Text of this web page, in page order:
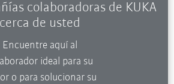
colaboradoras de KUKA
cerca de usted
Encuentre aquí al
ideal para su
o para solucionar su